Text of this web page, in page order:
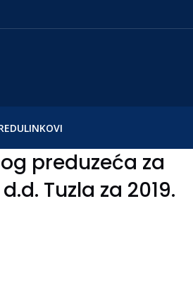
LINKOVI
preduzeća za
Tuzla za 2019.